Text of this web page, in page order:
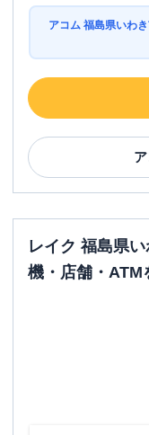
アコム 福島県いわ
レイク 福島県
機・店舗・ATM